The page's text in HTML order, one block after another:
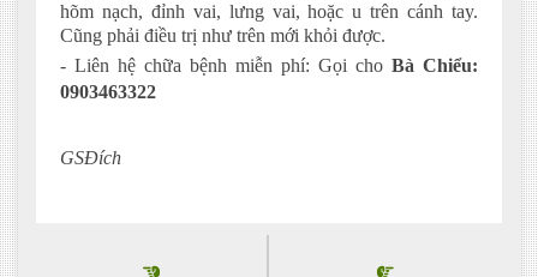
hõm nạch, đỉnh vai, lưng vai, hoặc u trên cánh tay.
Cũng phải điều trị như trên mới khỏi được.
- Liên hệ chữa bệnh miễn phí: Gọi cho Bà Chiểu:
0903463322
GSĐích